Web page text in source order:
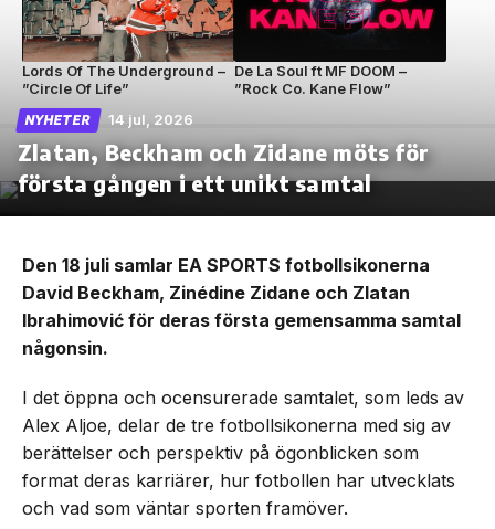
Lords Of The Underground –
”Circle Of Life”
De La Soul ft MF DOOM –
”Rock Co. Kane Flow”
NYHETER 14 jul, 2026
Zlatan, Beckham och Zidane möts för
första gången i ett unikt samtal
Den 18 juli samlar EA SPORTS fotbollsikonerna
David Beckham, Zinédine Zidane och Zlatan
Ibrahimović för deras första gemensamma samtal
någonsin.
I det öppna och ocensurerade samtalet, som leds av
Alex Aljoe, delar de tre fotbollsikonerna med sig av
berättelser och perspektiv på ögonblicken som
format deras karriärer, hur fotbollen har utvecklats
och vad som väntar sporten framöver.